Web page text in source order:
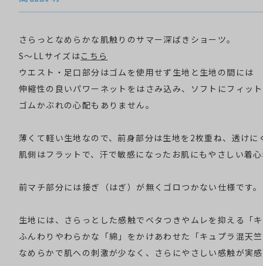
さらっとなめらかな肌触りのサマー深ばきショーツ。
S～LLサイズはこちら
ウエスト・足口部分はゴムを使用せず生地と生地の間には
伸縮性の良いパワーネットをはさみ込み、ソフトにフィッ
ゴムかぶれの心配もありません。
薄くて軽い生地なので、前身部分は生地を2枚重ね、透けに
肌側はフラットで、汗で敏感になったお肌にもやさしい着
前マチ部分には接ぎ（はぎ）が無くゴロつかない仕様です。
生地には、さらっとした感触でベタつきやムレを抑える「
ふんわりやわらかな「綿」をかけあわせた「キュプラ混天
なめらかで肌への刺激が少なく、さらにやさしい感触が実